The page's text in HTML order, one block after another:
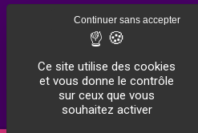
Hôtel day use
Hôtel day use
Hôtel day
Hôtel day
Hôtel day
Hôtel day use
Hôtel day use
Ce site utilise des cookies
et vous donne le contrôle
sur ceux que vous
souhaitez activer
Continuer sans accepter